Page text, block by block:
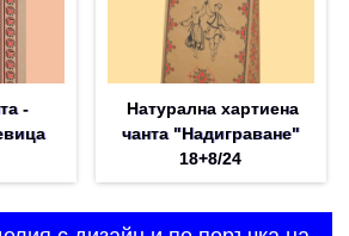
-
Натурална хартиена
чанта "Надиграване"
18+8/24